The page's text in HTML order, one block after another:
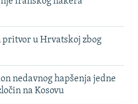
u Hrvatskoj zbog
nedavnog hapšenja jedne
na Kosovu